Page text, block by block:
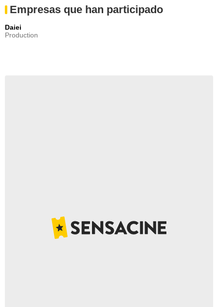
Empresas que han participado
Daiei
Production